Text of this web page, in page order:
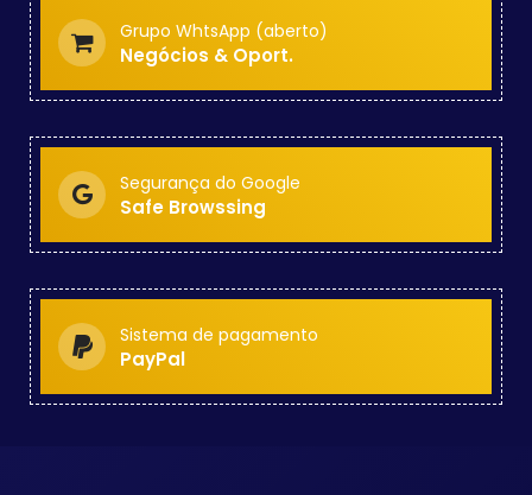
Grupo WhtsApp (aberto)
Negócios & Oport.
Segurança do Google
Safe Browssing
Sistema de pagamento
PayPal